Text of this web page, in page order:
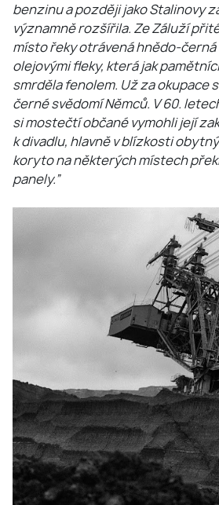
benzinu a později jako Stalinovy
významně rozšířila. Ze Záluží
místo řeky otrávená hnědo-černá
olejovými fleky, která jak
smrděla fenolem. Už za okupace
černé svědomí Němců. V 60.
si mostečtí občané vymohli její
k divadlu, hlavně v blízkosti
koryto na některých místech
panely.”